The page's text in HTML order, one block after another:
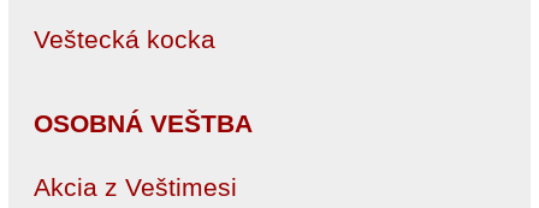
Veštecká kocka
OSOBNÁ VEŠTBA
Akcia z Veštimesi